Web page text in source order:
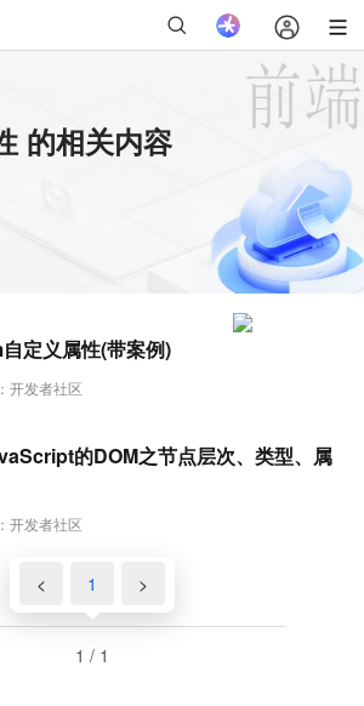
的相关内容
开发者社区
定义属性(带案例)
开发者社区
的DOM之节点层次、类型、属
< 1 >
1 / 1